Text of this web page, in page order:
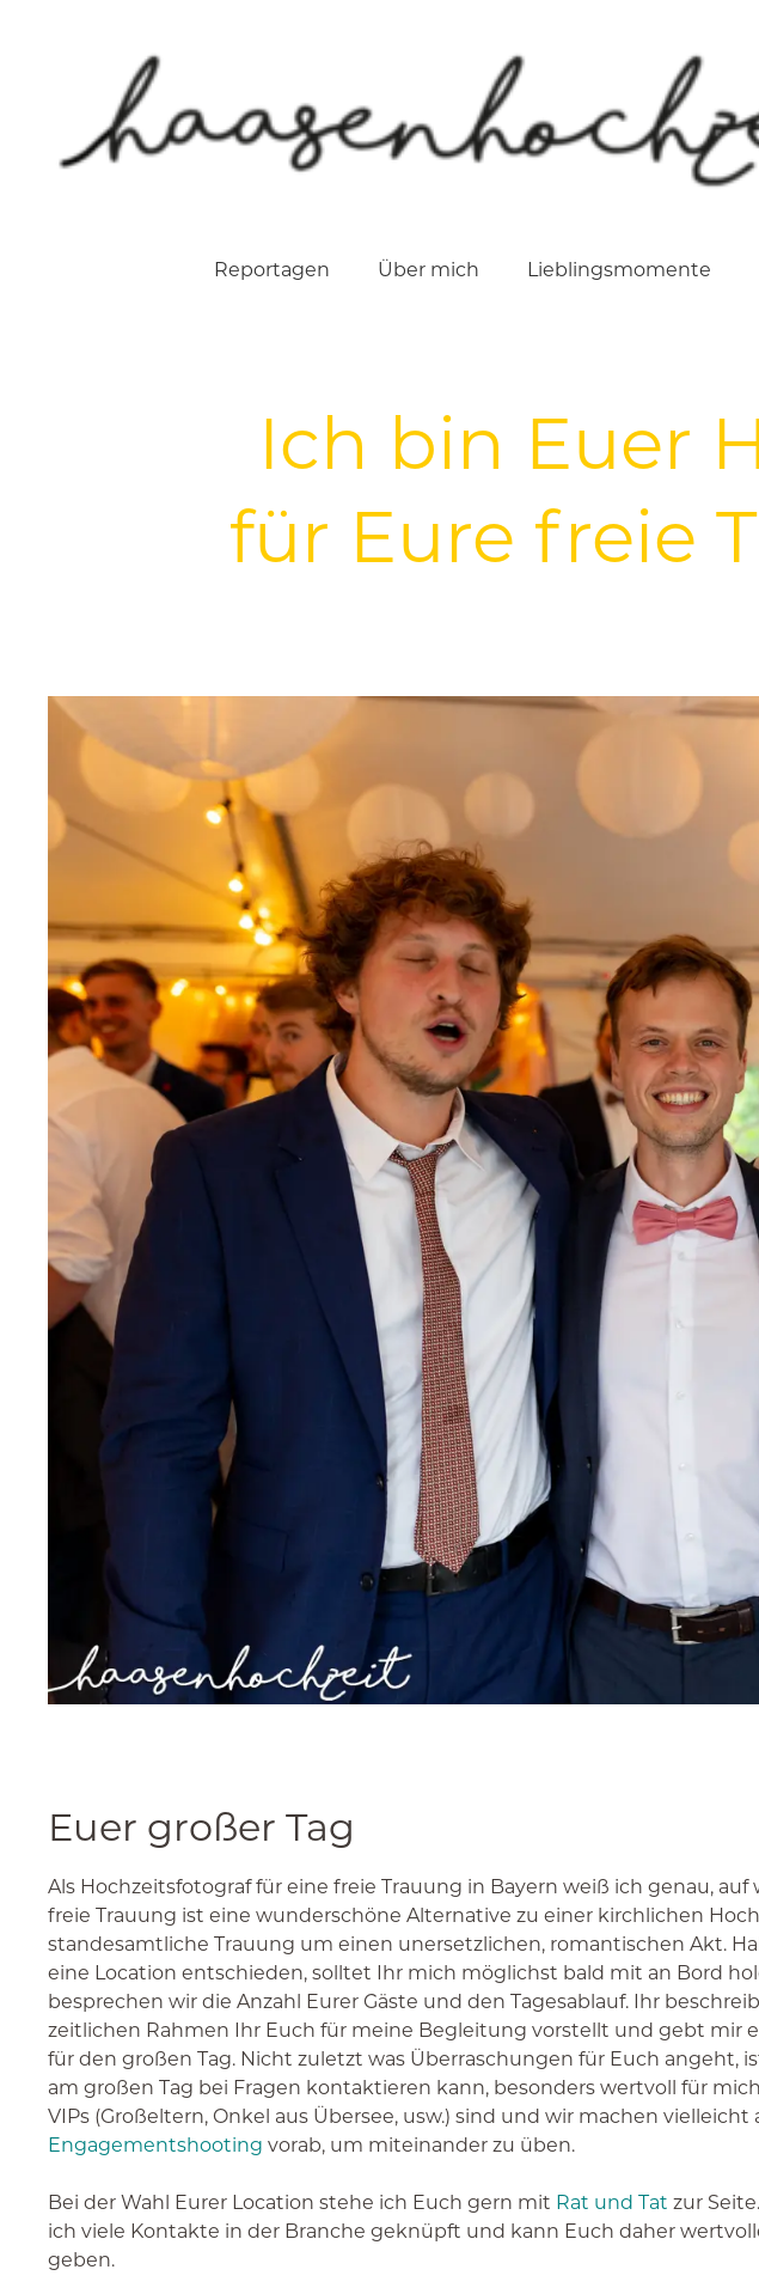
Reportagen Über mich Lieblingsmomente
Ich bin Euer
für Eure freie
Euer großer Tag
Als Hochzeitsfotograf für eine freie Trauung in Bayern weiß ich genau, auf
freie Trauung ist eine wunderschöne Alternative zu einer kirchlichen
standesamtliche Trauung um einen unersetzlichen, romantischen Akt.
eine Location entschieden, solltet Ihr mich möglichst bald mit an Bord
besprechen wir die Anzahl Eurer Gäste und den Tagesablauf. Ihr
zeitlichen Rahmen Ihr Euch für meine Begleitung vorstellt und gebt mir
für den großen Tag. Nicht zuletzt was Überraschungen für Euch angeht,
am großen Tag bei Fragen kontaktieren kann, besonders wertvoll für
VIPs (Großeltern, Onkel aus Übersee, usw.) sind und wir machen
Engagementshooting vorab, um miteinander zu üben.
Bei der Wahl Eurer Location stehe ich Euch gern mit Rat und Tat zur
ich viele Kontakte in der Branche geknüpft und kann Euch daher
geben.